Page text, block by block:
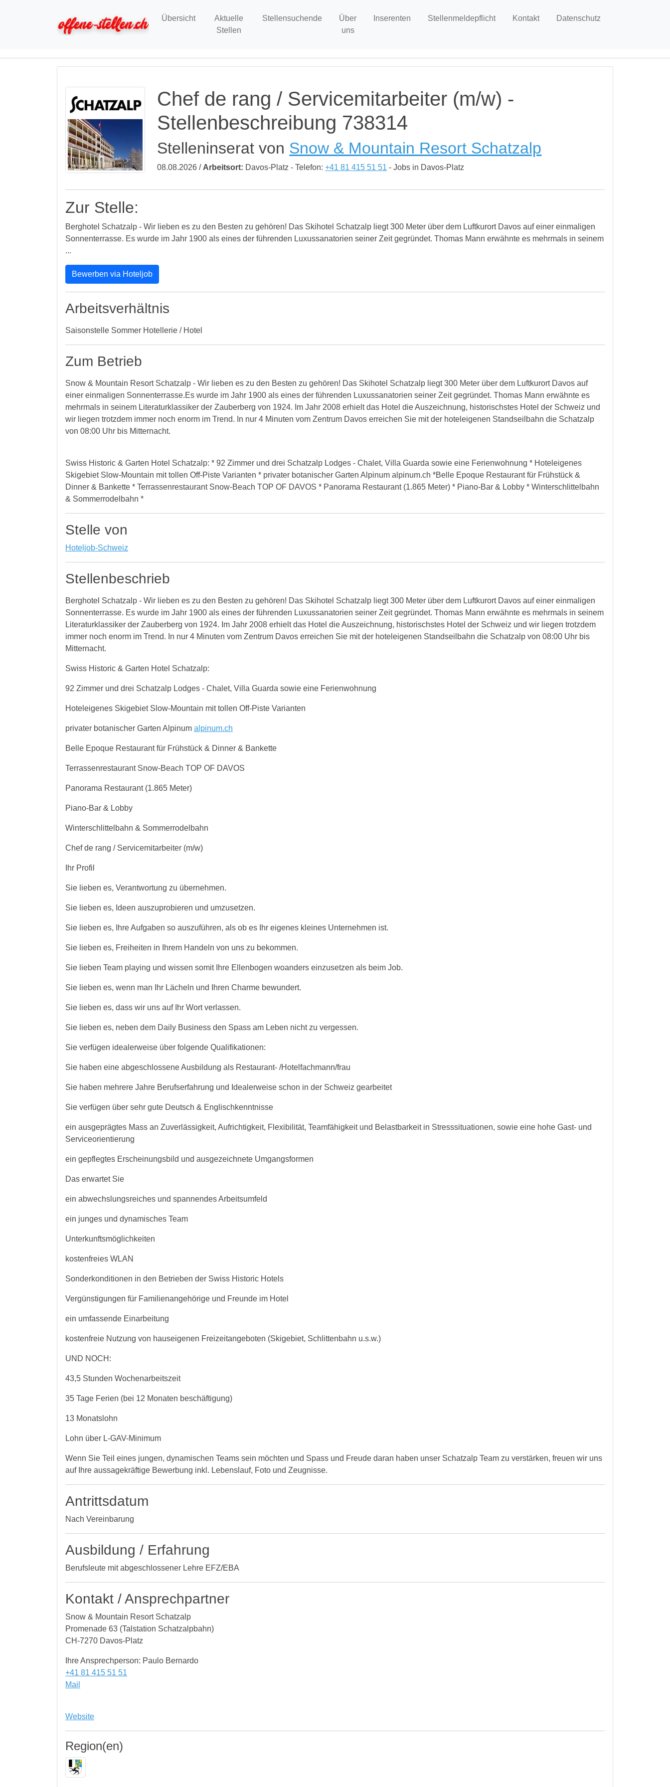
Übersicht
Aktuelle
Stellen
Stellensuchende
Über
uns
Inserenten Stellenmeldepflicht Kontakt Datenschutz
Chef de rang / Servicemitarbeiter (m/w) -
Stellenbeschreibung 738314
Stelleninserat von Snow & Mountain Resort Schatzalp
08.08.2026 / Arbeitsort: Davos-Platz - Telefon:+41 81 415 51 51 - Jobs in Davos-Platz
Zur Stelle:
Berghotel Schatzalp - Wir lieben es zu den Besten zu gehören! Das Skihotel Schatzalp liegt 300 Meter über dem Luftkurort Davos auf einer einmaligen
Sonnenterrasse. Es wurde im Jahr 1900 als eines der führenden Luxussanatorien seiner Zeit gegründet. Thomas Mann erwähnte es mehrmals in seinem
...
Bewerben via Hoteljob
Arbeitsverhältnis
Saisonstelle Sommer Hotellerie / Hotel
Zum Betrieb
Snow & Mountain Resort Schatzalp - Wir lieben es zu den Besten zu gehören! Das Skihotel Schatzalp liegt 300 Meter über dem Luftkurort Davos auf
einer einmaligen Sonnenterrasse.Es wurde im Jahr 1900 als eines der führenden Luxussanatorien seiner Zeit gegründet. Thomas Mann erwähnte es
mehrmals in seinem Literaturklassiker der Zauberberg von 1924. Im Jahr 2008 erhielt das Hotel die Auszeichnung, historischstes Hotel der Schweiz und
wir liegen trotzdem immer noch enorm im Trend. In nur 4 Minuten vom Zentrum Davos erreichen Sie mit der hoteleigenen Standseilbahn die Schatzalp
von 08:00 Uhr bis Mitternacht.
Swiss Historic & Garten Hotel Schatzalp: * 92 Zimmer und drei Schatzalp Lodges - Chalet, Villa Guarda sowie eine Ferienwohnung * Hoteleigenes
Skigebiet Slow-Mountain mit tollen Off-Piste Varianten * privater botanischer Garten Alpinum alpinum.ch *Belle Epoque Restaurant für Frühstück &
Dinner & Bankette * Terrassenrestaurant Snow-Beach TOP OF DAVOS * Panorama Restaurant (1.865 Meter) * Piano-Bar & Lobby * Winterschlittelbahn
& Sommerrodelbahn *
Stelle von
Hoteljob-Schweiz
Stellenbeschrieb
Berghotel Schatzalp - Wir lieben es zu den Besten zu gehören! Das Skihotel Schatzalp liegt 300 Meter über dem Luftkurort Davos auf einer einmaligen
Sonnenterrasse. Es wurde im Jahr 1900 als eines der führenden Luxussanatorien seiner Zeit gegründet. Thomas Mann erwähnte es mehrmals in seinem
Literaturklassiker der Zauberberg von 1924. Im Jahr 2008 erhielt das Hotel die Auszeichnung, historischstes Hotel der Schweiz und wir liegen trotzdem
immer noch enorm im Trend. In nur 4 Minuten vom Zentrum Davos erreichen Sie mit der hoteleigenen Standseilbahn die Schatzalp von 08:00 Uhr bis
Mitternacht.
Swiss Historic & Garten Hotel Schatzalp:
92 Zimmer und drei Schatzalp Lodges - Chalet, Villa Guarda sowie eine Ferienwohnung
Hoteleigenes Skigebiet Slow-Mountain mit tollen Off-Piste Varianten
privater botanischer Garten Alpinum alpinum.ch
Belle Epoque Restaurant für Frühstück & Dinner & Bankette
Terrassenrestaurant Snow-Beach TOP OF DAVOS
Panorama Restaurant (1.865 Meter)
Piano-Bar & Lobby
Winterschlittelbahn & Sommerrodelbahn
Chef de rang / Servicemitarbeiter (m/w)
Ihr Profil
Sie lieben es, Verantwortung zu übernehmen.
Sie lieben es, Ideen auszuprobieren und umzusetzen.
Sie lieben es, Ihre Aufgaben so auszuführen, als ob es Ihr eigenes kleines Unternehmen ist.
Sie lieben es, Freiheiten in Ihrem Handeln von uns zu bekommen.
Sie lieben Team playing und wissen somit Ihre Ellenbogen woanders einzusetzen als beim Job.
Sie lieben es, wenn man Ihr Lächeln und Ihren Charme bewundert.
Sie lieben es, dass wir uns auf Ihr Wort verlassen.
Sie lieben es, neben dem Daily Business den Spass am Leben nicht zu vergessen.
Sie verfügen idealerweise über folgende Qualifikationen:
Sie haben eine abgeschlossene Ausbildung als Restaurant- /Hotelfachmann/frau
Sie haben mehrere Jahre Berufserfahrung und Idealerweise schon in der Schweiz gearbeitet
Sie verfügen über sehr gute Deutsch & Englischkenntnisse
ein ausgeprägtes Mass an Zuverlässigkeit, Aufrichtigkeit, Flexibilität, Teamfähigkeit und Belastbarkeit in Stresssituationen, sowie eine hohe Gast- und
Serviceorientierung
ein gepflegtes Erscheinungsbild und ausgezeichnete Umgangsformen
Das erwartet Sie
ein abwechslungsreiches und spannendes Arbeitsumfeld
ein junges und dynamisches Team
Unterkunftsmöglichkeiten
kostenfreies WLAN
Sonderkonditionen in den Betrieben der Swiss Historic Hotels
Vergünstigungen für Familienangehörige und Freunde im Hotel
ein umfassende Einarbeitung
kostenfreie Nutzung von hauseigenen Freizeitangeboten (Skigebiet, Schlittenbahn u.s.w.)
UND NOCH:
43,5 Stunden Wochenarbeitszeit
35 Tage Ferien (bei 12 Monaten beschäftigung)
13 Monatslohn
Lohn über L-GAV-Minimum
Wenn Sie Teil eines jungen, dynamischen Teams sein möchten und Spass und Freude daran haben unser Schatzalp Team zu verstärken, freuen wir uns
auf Ihre aussagekräftige Bewerbung inkl. Lebenslauf, Foto und Zeugnisse.
Antrittsdatum
Nach Vereinbarung
Ausbildung / Erfahrung
Berufsleute mit abgeschlossener Lehre EFZ/EBA
Kontakt / Ansprechpartner
Snow & Mountain Resort Schatzalp
Promenade 63 (Talstation Schatzalpbahn)
CH-7270 Davos-Platz
Ihre Ansprechperson: Paulo Bernardo
+41 81 415 51 51
Mail
Website
Region(en)